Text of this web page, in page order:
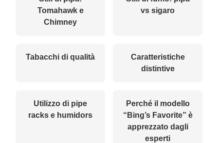
Tomahawk e
Chimney
vs sigaro
Tabacchi di qualità
Caratteristiche
distintive
Utilizzo di pipe
racks e humidors
Perché il modello
“Bing’s Favorite” è
apprezzato dagli
esperti